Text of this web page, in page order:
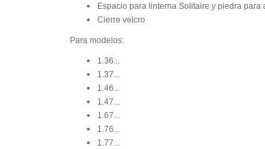
Espacio para linterna Solitaire y piedra para
Cierre velcro
Para modelos:
1.36...
1.37...
1.46...
1.47...
1.67...
1.76...
1.77...